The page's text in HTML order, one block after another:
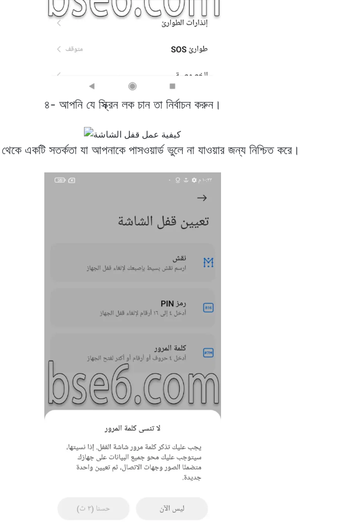
৪- আপনি যে স্ক্রিন লক চান তা নির্বাচন করুন।
একটি সতর্কতা যা আপনাকে পাসওয়ার্ড ভুলে না যাওয়ার জন্য নিশ্চিত করে।